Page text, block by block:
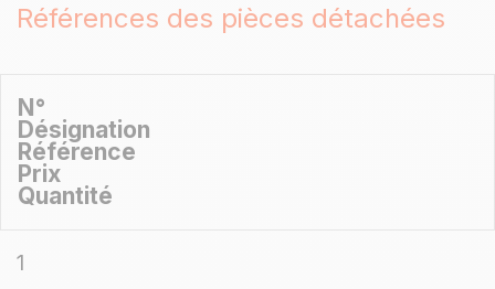
Références des pièces détachées
N°
Désignation
Référence
Prix
Quantité
1